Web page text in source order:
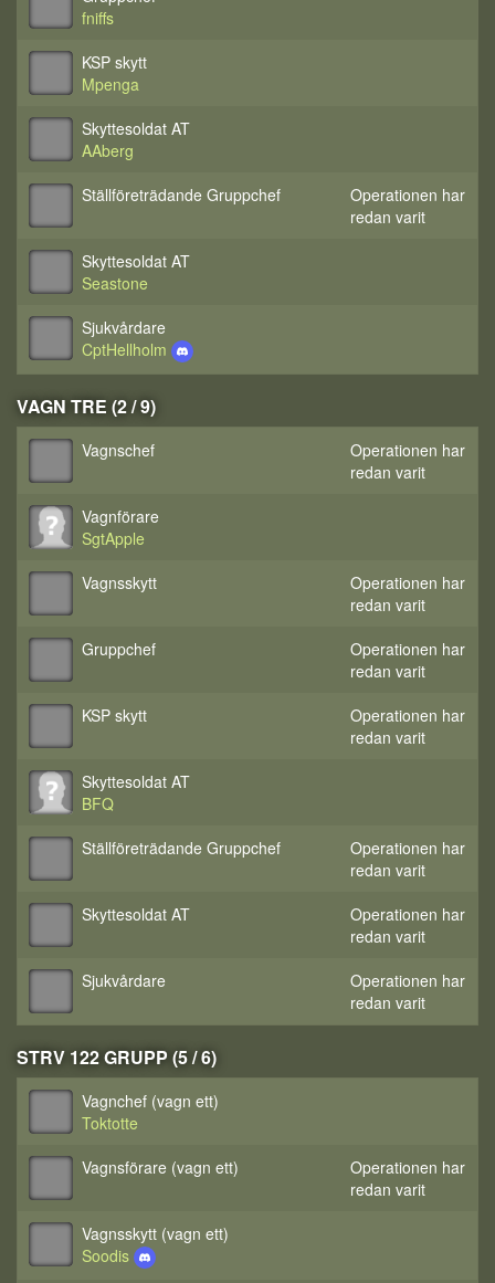
fniffs
KSP skytt
Mpenga
Skyttesoldat AT
AAberg
Ställföreträdande Gruppchef
Operationen har
redan varit
Skyttesoldat AT
Seastone
Sjukvårdare
CptHellholm
VAGN TRE (2 / 9)
Vagnschef
Operationen har
redan varit
Vagnförare
SgtApple
Vagnsskytt
Operationen har
redan varit
Gruppchef
Operationen har
redan varit
KSP skytt
Operationen har
redan varit
Skyttesoldat AT
BFQ
Ställföreträdande Gruppchef
Operationen har
redan varit
Skyttesoldat AT
Operationen har
redan varit
Sjukvårdare
Operationen har
redan varit
STRV 122 GRUPP (5 / 6)
Vagnchef (vagn ett)
Toktotte
Vagnsförare (vagn ett)
Operationen har
redan varit
Vagnsskytt (vagn ett)
Soodis